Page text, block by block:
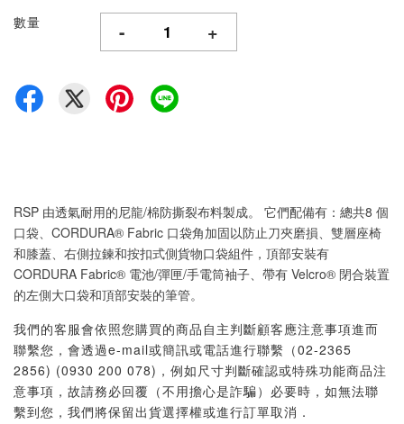
數量 - +
RSP 由透氣耐用的尼龍/棉防撕裂布料製成。 它們配備有：總共8 個
口袋、CORDURA® Fabric 口袋角加固以防止刀夾磨損、雙層座椅
和膝蓋、右側拉鍊和按扣式側貨物口袋組件，頂部安裝有
CORDURA Fabric® 電池/彈匣/手電筒袖子、帶有 Velcro® 閉合裝置
的左側大口袋和頂部安裝的筆管。
我們的客服會依照您購買的商品自主判斷顧客應注意事項進而
聯繫您，會透過e-mail或簡訊或電話進行聯繫（02-2365
2856) (0930 200 078)，例如尺寸判斷確認或特殊功能商品注
意事項，故請務必回覆（不用擔心是詐騙）必要時，如無法聯
繫到您，我們將保留出貨選擇權或進行訂單取消．